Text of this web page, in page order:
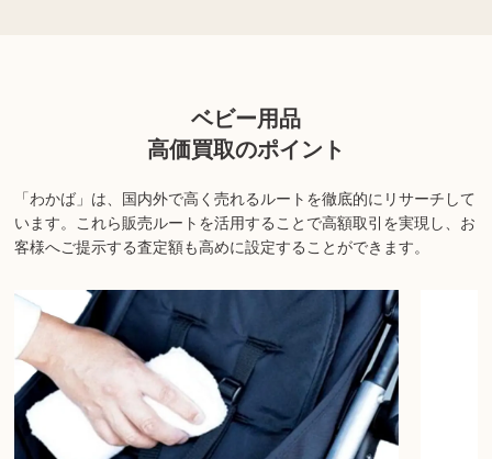
ベビー用品
高価買取のポイント
「わかば」は、国内外で高く売れるルートを徹底的にリサーチして
います。 これら販売ルートを活用することで高額取引を実現し、お
客様へご提示する査定額も高めに設定することができます。